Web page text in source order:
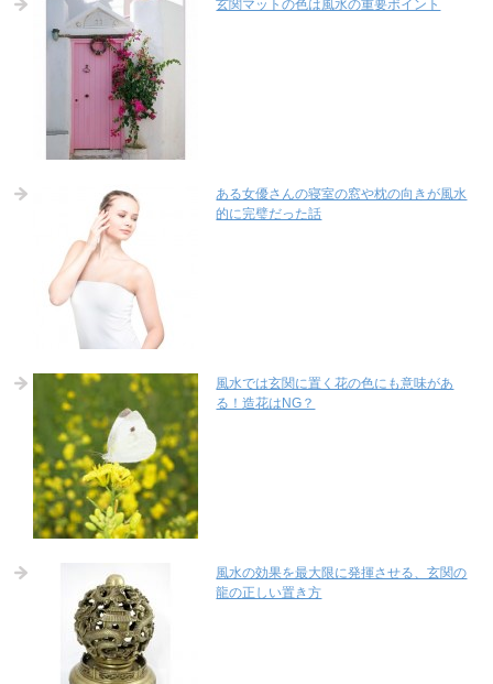
玄関マットの色は風水の重要ポイント
ある女優さんの寝室の窓や枕の向きが風水
的に完璧だった話
風水では玄関に置く花の色にも意味があ
る！造花はNG？
風水の効果を最大限に発揮させる、玄関の
龍の正しい置き方